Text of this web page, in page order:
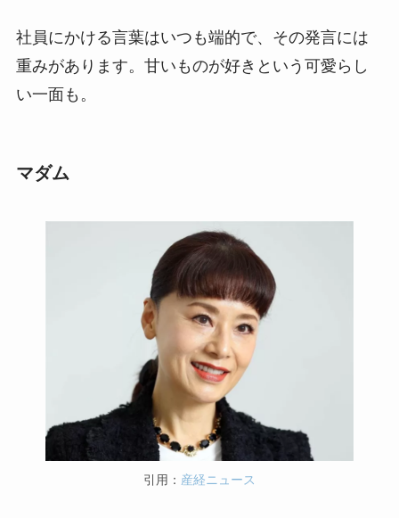
社員にかける言葉はいつも端的で、その発言には
重みがあります。甘いものが好きという可愛らし
い一面も。
マダム
引用： 産経ニュース